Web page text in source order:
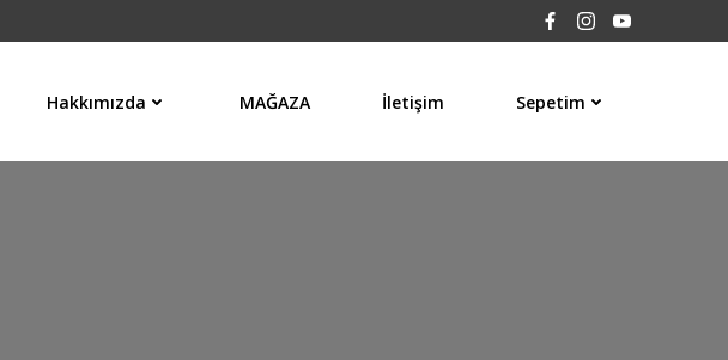
Hakkımızda MAĞAZA İletişim Sepetim